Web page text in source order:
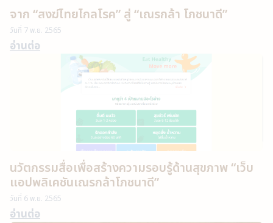
จาก “สงฆ์ไทยไกลโรค” สู่ “เณรกล้า โภชนาดี”
วันที่ 7 พ.ย. 2565
อ่านต่อ
นวัตกรรมสื่อเพื่อสร้างความรอบรู้ด้านสุขภาพ “เว็บ
แอปพลิเคชันเณรกล้าโภชนาดี”
วันที่ 6 พ.ย. 2565
อ่านต่อ